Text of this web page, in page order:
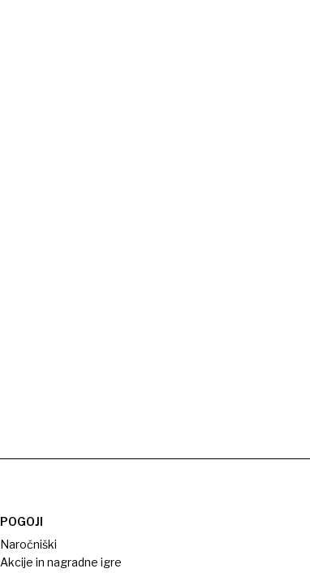
POGOJI
Naročniški
Akcije in nagradne igre